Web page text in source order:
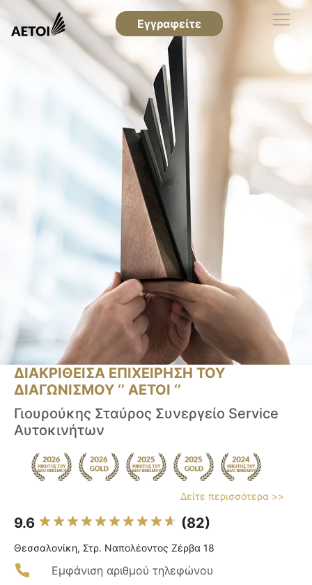
Εγγραφείτε
ΔΙΑΚΡΙΘΕΙΣΑ ΕΠΙΧΕΙΡΗΣΗ ΤΟΥ
ΔΙΑΓΩΝΙΣΜΟΥ ‘’ ΑΕΤΟΙ ‘’
Γιουρούκης Σταύρος Συνεργείο Service
Αυτοκινήτων
Δείτε περισσότερα >>
9.6 (82)
Θεσσαλονίκη, Στρ. Ναπολέοντος Ζέρβα 18
Εμφάνιση αριθμού τηλεφώνου